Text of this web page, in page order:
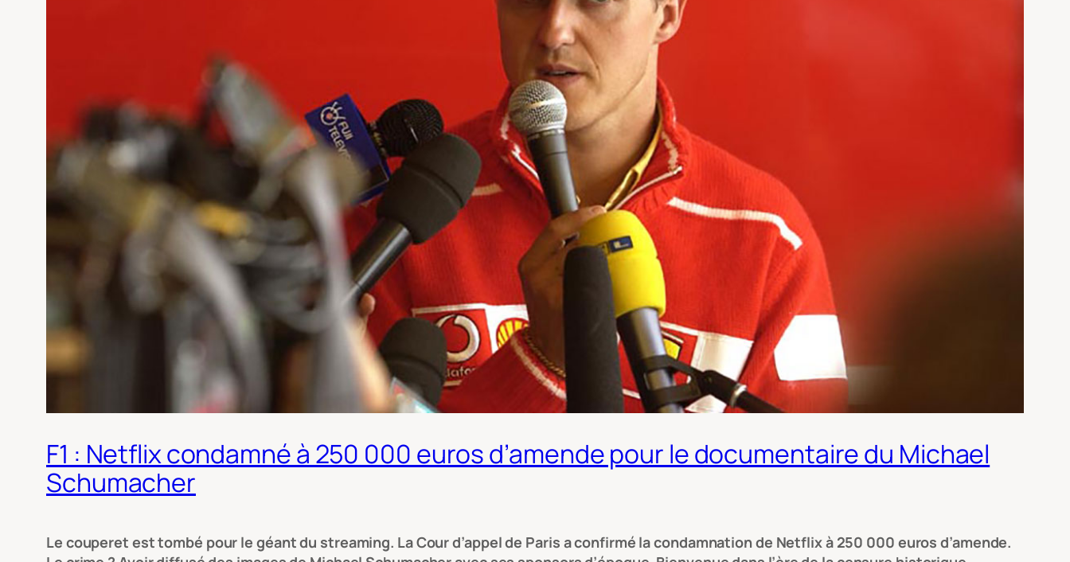
F1 : Netflix condamné à 250 000 euros d’amende pour le documentaire du Michael
Schumacher
Le couperet est tombé pour le géant du streaming. La Cour d’appel de Paris a confirmé la condamnation de Netflix à 250 000 euros d’amende.